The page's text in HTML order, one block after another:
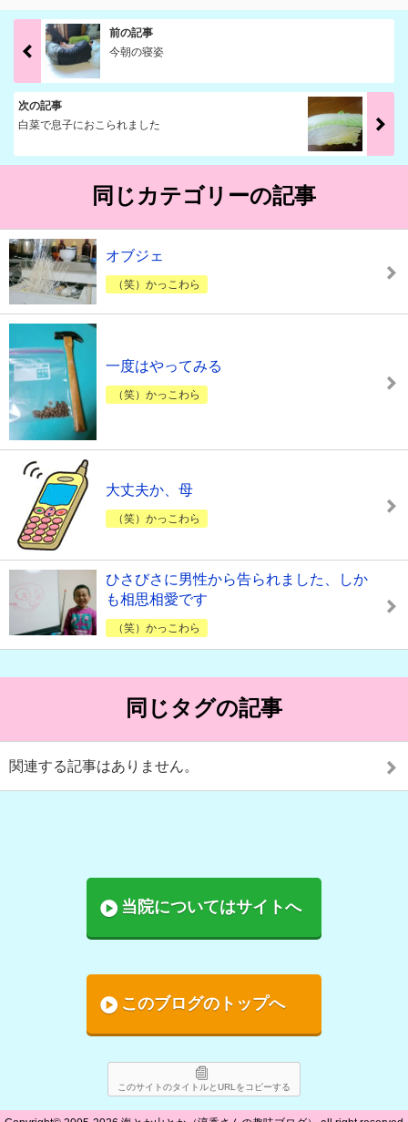
前の記事
今朝の寝姿
次の記事
白菜で息子におこられました
同じカテゴリーの記事
オブジェ
（笑）かっこわら
一度はやってみる
（笑）かっこわら
大丈夫か、母
（笑）かっこわら
ひさびさに男性から告られました、しか
も相思相愛です
（笑）かっこわら
同じタグの記事
関連する記事はありません。
当院についてはサイトへ
このブログのトップへ
このサイトのタイトルとURLをコピーする